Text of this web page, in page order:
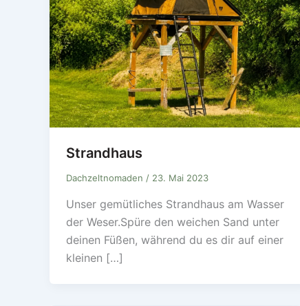
Strandhaus
Dachzeltnomaden / 23. Mai 2023
Unser gemütliches Strandhaus am Wasser
der Weser.Spüre den weichen Sand unter
deinen Füßen, während du es dir auf einer
kleinen […]